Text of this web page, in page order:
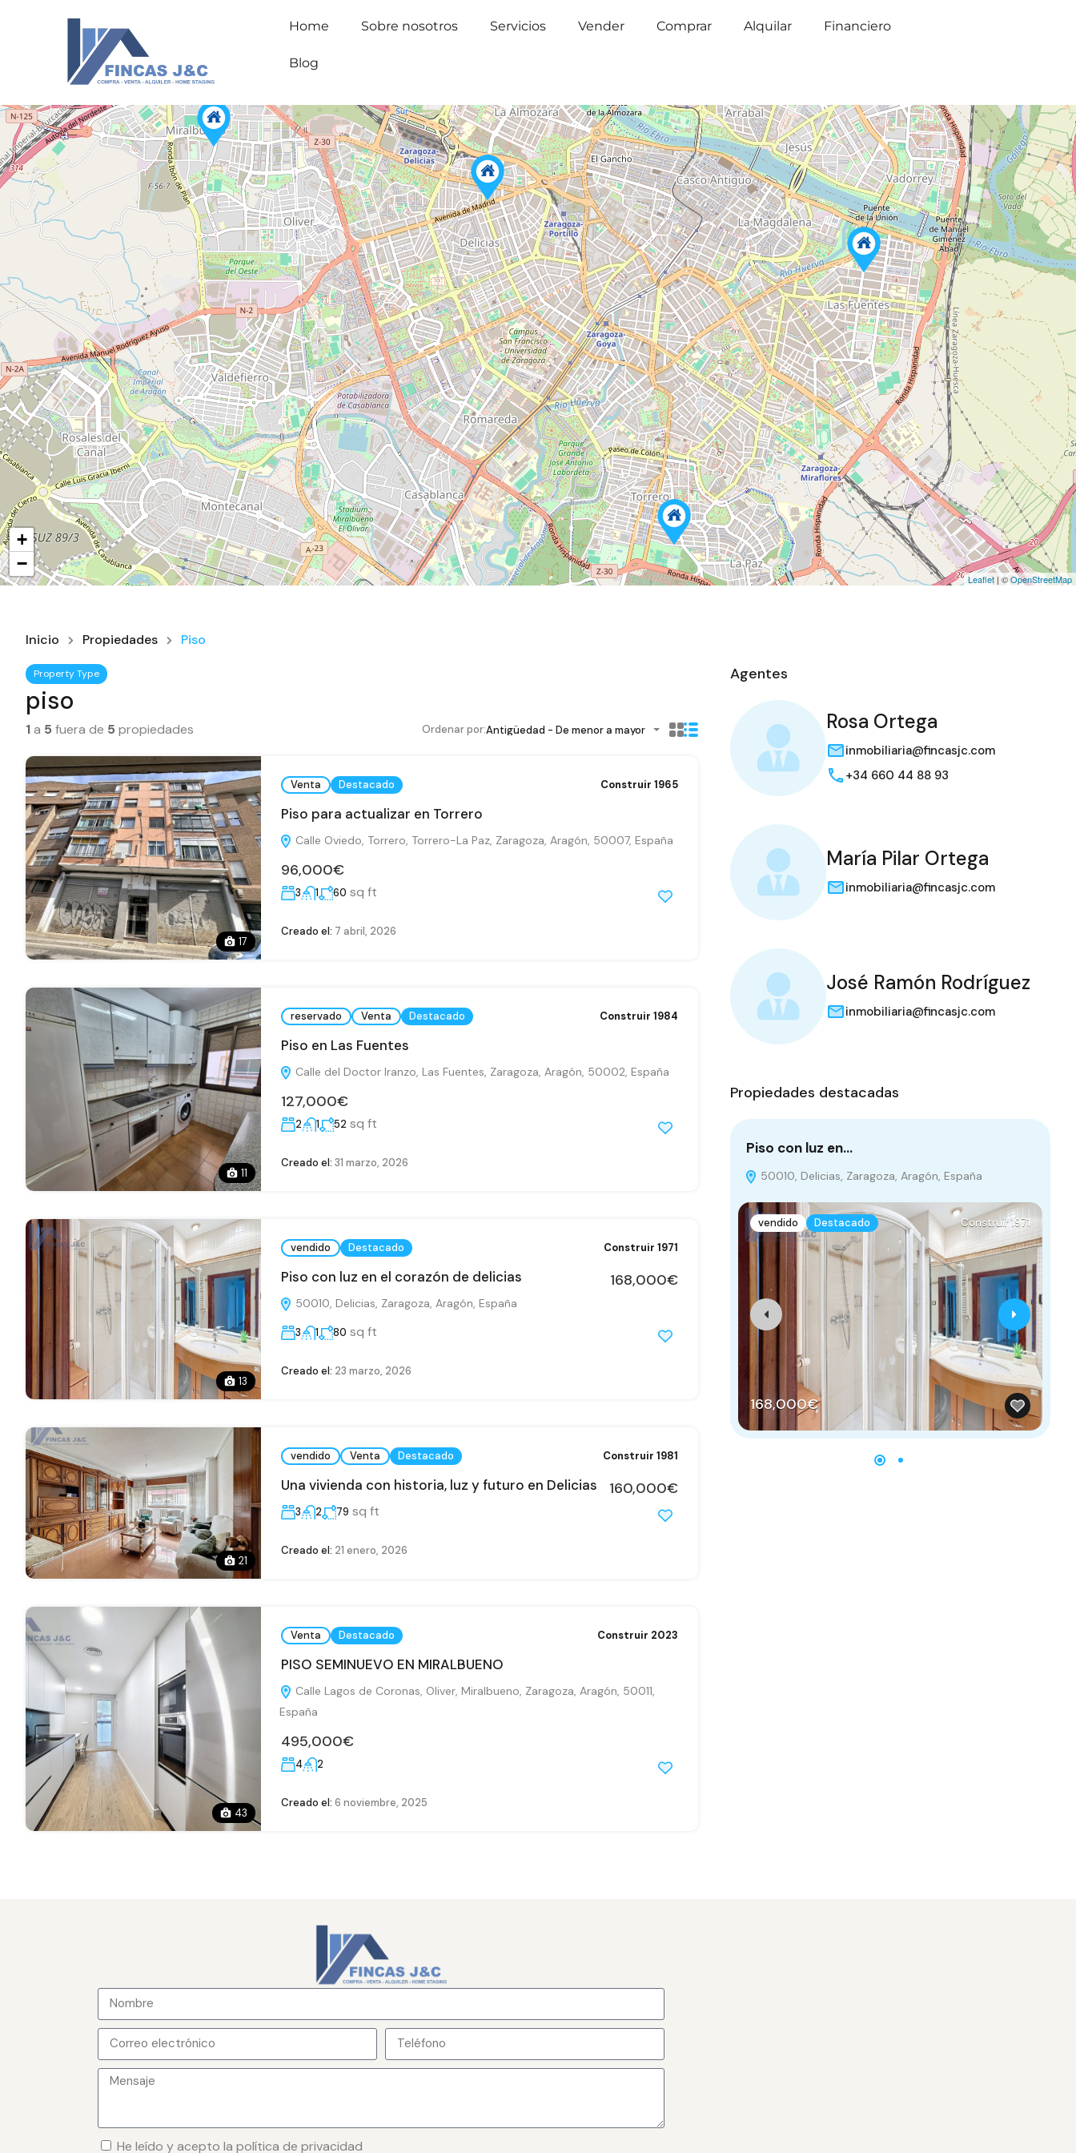
Home Sobre nosotros Servicios Vender Comprar Alquilar Financiero
Blog
+
−
Leaflet | ©OpenStreetMap
Inicio Propiedades Piso
Property Type
piso
1a 5 fuera de 5 propiedades Ordenar por:Antigüedad - De menor a mayor
17
Venta Destacado Construir 1965
Piso para actualizar en Torrero
Calle Oviedo, Torrero, Torrero-La Paz, Zaragoza, Aragón, 50007, España
96,000€
3 1 60 sq ft
Creado el: 7 abril, 2026
11
reservado Venta Destacado Construir 1984
Piso en Las Fuentes
Calle del Doctor Iranzo, Las Fuentes, Zaragoza, Aragón, 50002, España
127,000€
2 1 52 sq ft
Creado el: 31 marzo, 2026
13
vendido Destacado Construir 1971
Piso con luz en el corazón de delicias
50010, Delicias, Zaragoza, Aragón, España
168,000€
3 1 80 sq ft
Creado el: 23 marzo, 2026
21
vendido Venta Destacado Construir 1981
Una vivienda con historia, luz y futuro en Delicias 160,000€
3 2 79 sq ft
Creado el: 21 enero, 2026
43
Venta Destacado Construir 2023
PISO SEMINUEVO EN MIRALBUENO
Calle Lagos de Coronas, Oliver, Miralbueno, Zaragoza, Aragón, 50011,
España
495,000€
4 2
Creado el: 6 noviembre, 2025
Agentes
Rosa Ortega
inmobiliaria@fincasjc.com
+34 660 44 88 93
María Pilar Ortega
inmobiliaria@fincasjc.com
José Ramón Rodríguez
inmobiliaria@fincasjc.com
Propiedades destacadas
Piso con luz en…
50010, Delicias, Zaragoza, Aragón, España
vendido Destacado Construir 1971
168,000€
He leído y acepto la política de privacidad